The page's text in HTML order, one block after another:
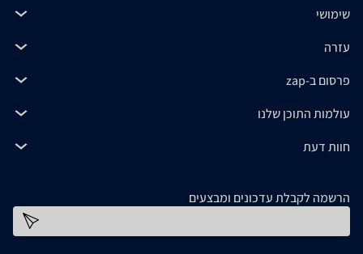
שימושי
עזרה
פרסום ב-zap
עולמות התוכן שלנו
חוות דעת
הרשמה לקבלת עדכונים ומבצעים